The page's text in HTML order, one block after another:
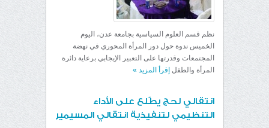
نظم قسم العلوم السياسية بجامعة عدن، اليوم
الخميس ندوة حول دور المرأة المحوري في نهضة
المجتمعات وقدرتها على التعبير الإيجابي برعاية دائرة
المرأة والطفل إقرأ المزيد »
انتقالي لحج يطّلع على الأداء
التنظيمي لتنفيذية انتقالي المسيمير